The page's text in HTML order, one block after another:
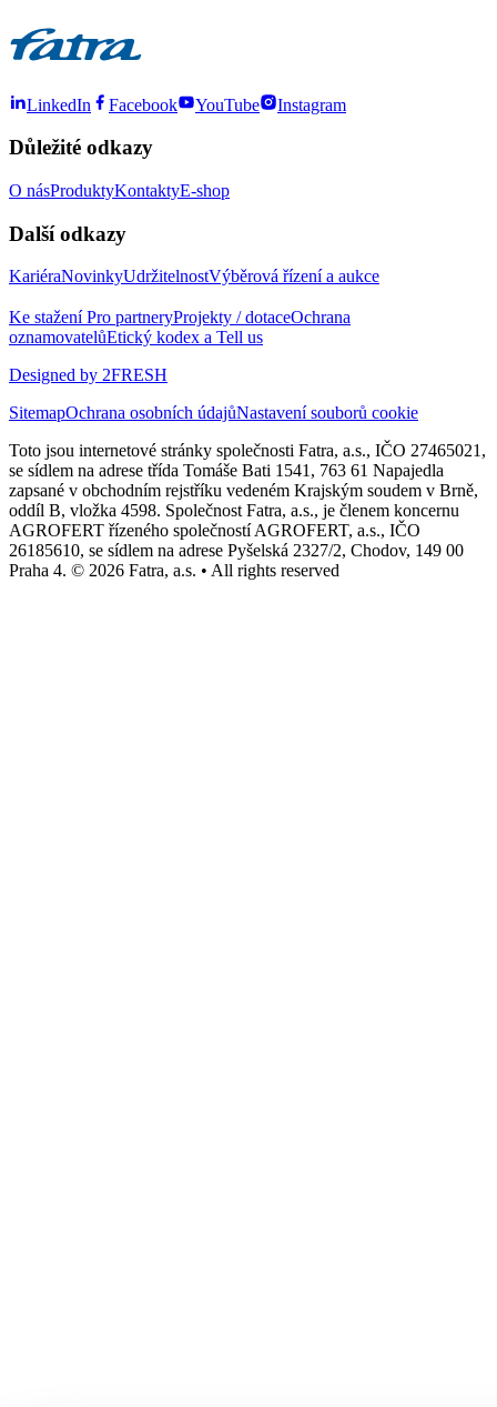
LinkedIn Facebook YouTube Instagram
Důležité odkazy
O násProduktyKontaktyE-shop
Další odkazy
KariéraNovinkyUdržitelnostVýběrová řízení a aukce
Ke staženíPro partneryProjekty / dotaceOchrana
oznamovatelůEtický kodex a Tell us
Designed by 2FRESH
SitemapOchrana osobních údajůNastavení souborů cookie
Toto jsou internetové stránky společnosti Fatra, a.s., IČO 27465021,
se sídlem na adrese třída Tomáše Bati 1541, 763 61 Napajedla
zapsané v obchodním rejstříku vedeném Krajským soudem v Brně,
oddíl B, vložka 4598. Společnost Fatra, a.s., je členem koncernu
AGROFERT řízeného společností AGROFERT, a.s., IČO
26185610, se sídlem na adrese Pyšelská 2327/2, Chodov, 149 00
Praha 4. © 2026 Fatra, a.s. • All rights reserved